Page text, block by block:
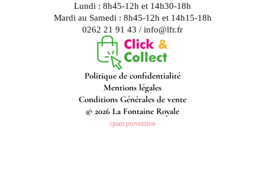
Lundi : 8h45-12h et 14h30-18h
Mardi au Samedi : 8h45-12h et 14h15-18h
0262 21 91 43 / info@lfr.fr
Politique de confidentialité
Mentions légales
Conditions Générales de vente
© 2026 La Fontaine Royale
spam prevention